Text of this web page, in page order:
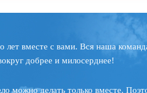
лет вместе с вами. Вся наша
добрее и милосерднее!
можно делать только вместе.